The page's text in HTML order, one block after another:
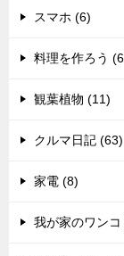
スマホ (6)
料理を作ろう
観葉植物 (11)
クルマ日記 (63)
家電 (8)
我が家のワン